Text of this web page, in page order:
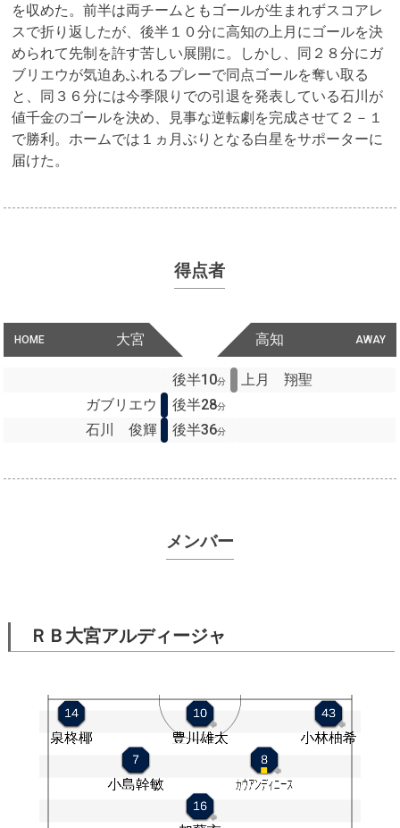
を収めた。前半は両チームともゴールが生まれずスコアレ
スで折り返したが、後半１０分に高知の上月にゴールを決
められて先制を許す苦しい展開に。しかし、同２８分にガ
ブリエウが気迫あふれるプレーで同点ゴールを奪い取る
と、同３６分には今季限りでの引退を発表している石川が
値千金のゴールを決め、見事な逆転劇を完成させて２－１
で勝利。ホームでは１ヵ月ぶりとなる白星をサポーターに
届けた。
得点者
HOME 大宮 AWAY
高知
後半10分
上月 翔聖
ガブリエウ
後半28分
石川 俊輝 後半36分
メンバー
ＲＢ大宮アルディージャ